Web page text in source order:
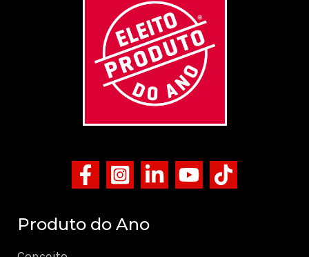
Produto do Ano